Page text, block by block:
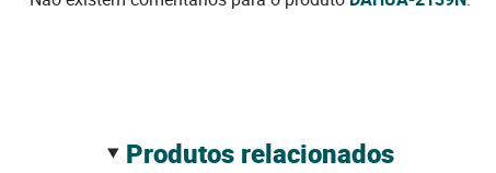
produtos relacionados